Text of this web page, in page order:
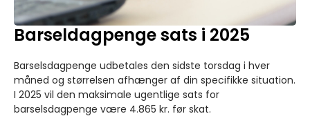
Barseldagpenge sats i 2025
Barselsdagpenge udbetales den sidste torsdag i hver
måned og størrelsen afhænger af din specifikke situation.
I 2025 vil den maksimale ugentlige sats for
barselsdagpenge være 4.865 kr. før skat.